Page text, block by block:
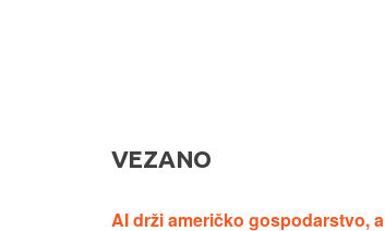
VEZANO
AI drži američko gospodarstvo,